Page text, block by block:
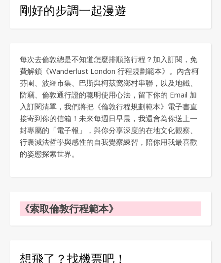
剛好的步調一起漫遊
每次去倫敦總是不知道怎麼排順路行程？加入訂閱，免
費解鎖《Wanderlust London 行程規劃範本》。內含柯
芬園、波羅市集、巴斯與柯茲窩鄉村串聯，以及地鐵、
防竊、倫敦通行證的聰明使用心法，留下你的 Email 加
入訂閱清單，我們將把《倫敦行程規劃範本》電子書直
接寄到你的信箱！未來每週日早晨，我還會為你送上一
封專屬的「電子報」，與你分享深度的在地文化觀察、
行囊減法哲學與感性的自我覺察練習，陪你用我最喜歡
的姿態探索世界。
《索取倫敦行程範本》
想飛了？找機票吧！